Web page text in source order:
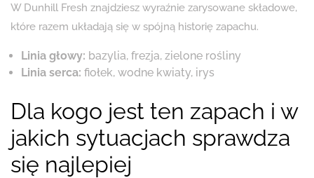
W Dunhill Fresh znajdziesz wyraźnie zarysowane składowe,
które razem układają się w spójną historię zapachu.
Linia głowy: bazylia, frezja, zielone rośliny
Linia serca: fiołek, wodne kwiaty, irys
Dla kogo jest ten zapach i w
jakich sytuacjach sprawdza
się najlepiej